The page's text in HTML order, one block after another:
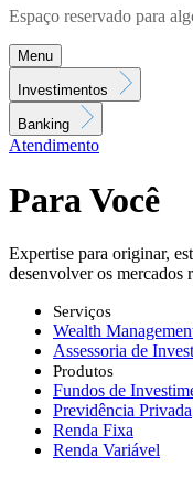
Espaço reservado para
Menu
Investimentos
Banking
Atendimento
Para Você
Expertise para originar,
desenvolver os mercados
Serviços
Wealth
Assessoria de
Produtos
Fundos de
Previdência Privada
Renda Fixa
Renda Variável